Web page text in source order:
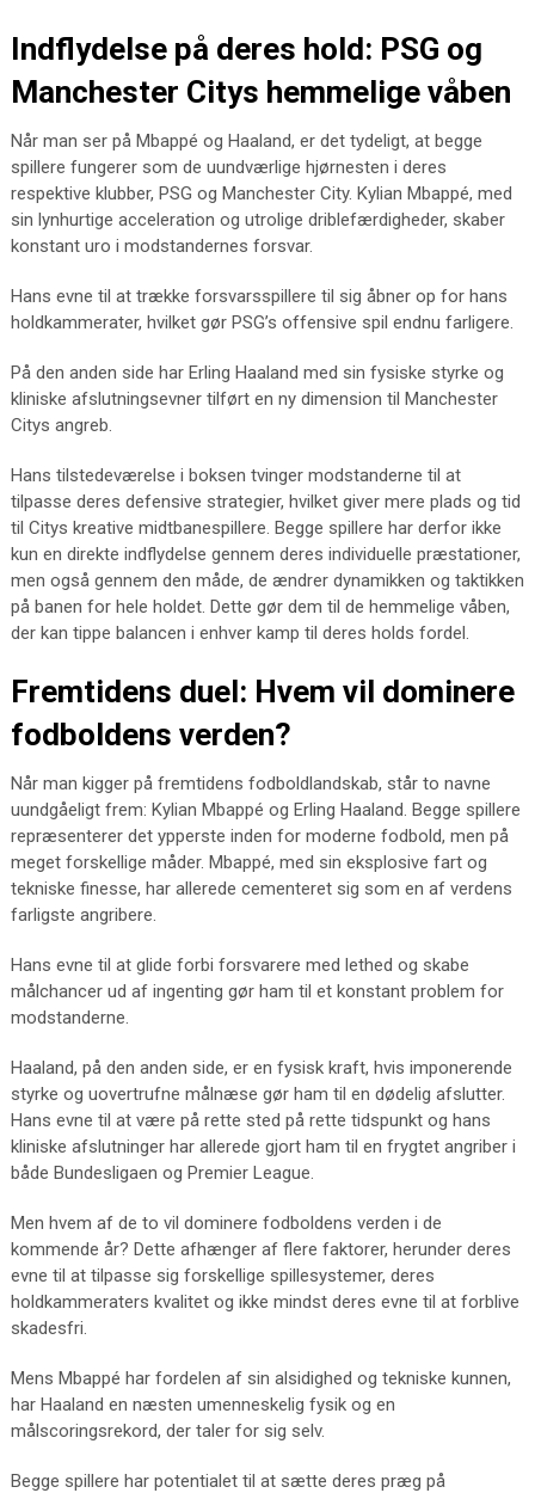
Indflydelse på deres hold: PSG og
Manchester Citys hemmelige våben
Når man ser på Mbappé og Haaland, er det tydeligt, at begge
spillere fungerer som de uundværlige hjørnesten i deres
respektive klubber, PSG og Manchester City. Kylian Mbappé, med
sin lynhurtige acceleration og utrolige driblefærdigheder, skaber
konstant uro i modstandernes forsvar.
Hans evne til at trække forsvarsspillere til sig åbner op for hans
holdkammerater, hvilket gør PSG’s offensive spil endnu farligere.
På den anden side har Erling Haaland med sin fysiske styrke og
kliniske afslutningsevner tilført en ny dimension til Manchester
Citys angreb.
Hans tilstedeværelse i boksen tvinger modstanderne til at
tilpasse deres defensive strategier, hvilket giver mere plads og tid
til Citys kreative midtbanespillere. Begge spillere har derfor ikke
kun en direkte indflydelse gennem deres individuelle præstationer,
men også gennem den måde, de ændrer dynamikken og taktikken
på banen for hele holdet. Dette gør dem til de hemmelige våben,
der kan tippe balancen i enhver kamp til deres holds fordel.
Fremtidens duel: Hvem vil dominere
fodboldens verden?
Når man kigger på fremtidens fodboldlandskab, står to navne
uundgåeligt frem: Kylian Mbappé og Erling Haaland. Begge spillere
repræsenterer det ypperste inden for moderne fodbold, men på
meget forskellige måder. Mbappé, med sin eksplosive fart og
tekniske finesse, har allerede cementeret sig som en af verdens
farligste angribere.
Hans evne til at glide forbi forsvarere med lethed og skabe
målchancer ud af ingenting gør ham til et konstant problem for
modstanderne.
Haaland, på den anden side, er en fysisk kraft, hvis imponerende
styrke og uovertrufne målnæse gør ham til en dødelig afslutter.
Hans evne til at være på rette sted på rette tidspunkt og hans
kliniske afslutninger har allerede gjort ham til en frygtet angriber i
både Bundesligaen og Premier League.
Men hvem af de to vil dominere fodboldens verden i de
kommende år? Dette afhænger af flere faktorer, herunder deres
evne til at tilpasse sig forskellige spillesystemer, deres
holdkammeraters kvalitet og ikke mindst deres evne til at forblive
skadesfri.
Mens Mbappé har fordelen af sin alsidighed og tekniske kunnen,
har Haaland en næsten umenneskelig fysik og en
målscoringsrekord, der taler for sig selv.
Begge spillere har potentialet til at sætte deres præg på